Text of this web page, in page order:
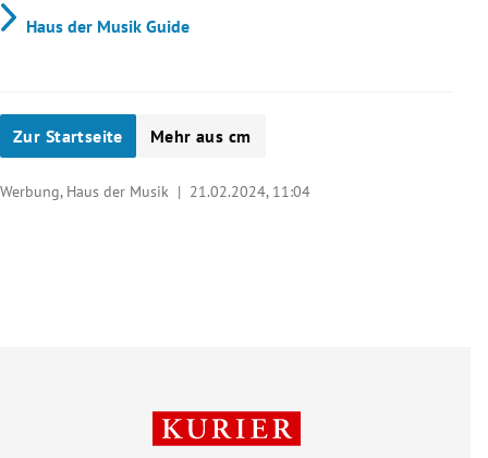
Haus der Musik Guide
Zur Startseite Mehr aus cm
Werbung, Haus der Musik | 21.02.2024, 11:04